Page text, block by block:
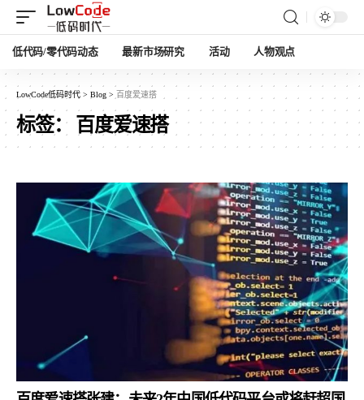
低代码/零代码动态 最新市场研究 活动 人物观点
LowCode低码时代 > Blog > 百度爱速搭
标签： 百度爱速搭